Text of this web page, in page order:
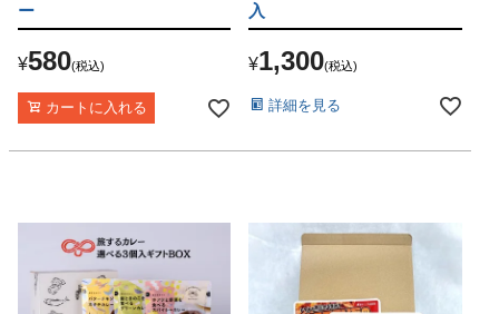
ー
¥580 税込
カートに入れる
入
¥1,300 税込
詳細を見る